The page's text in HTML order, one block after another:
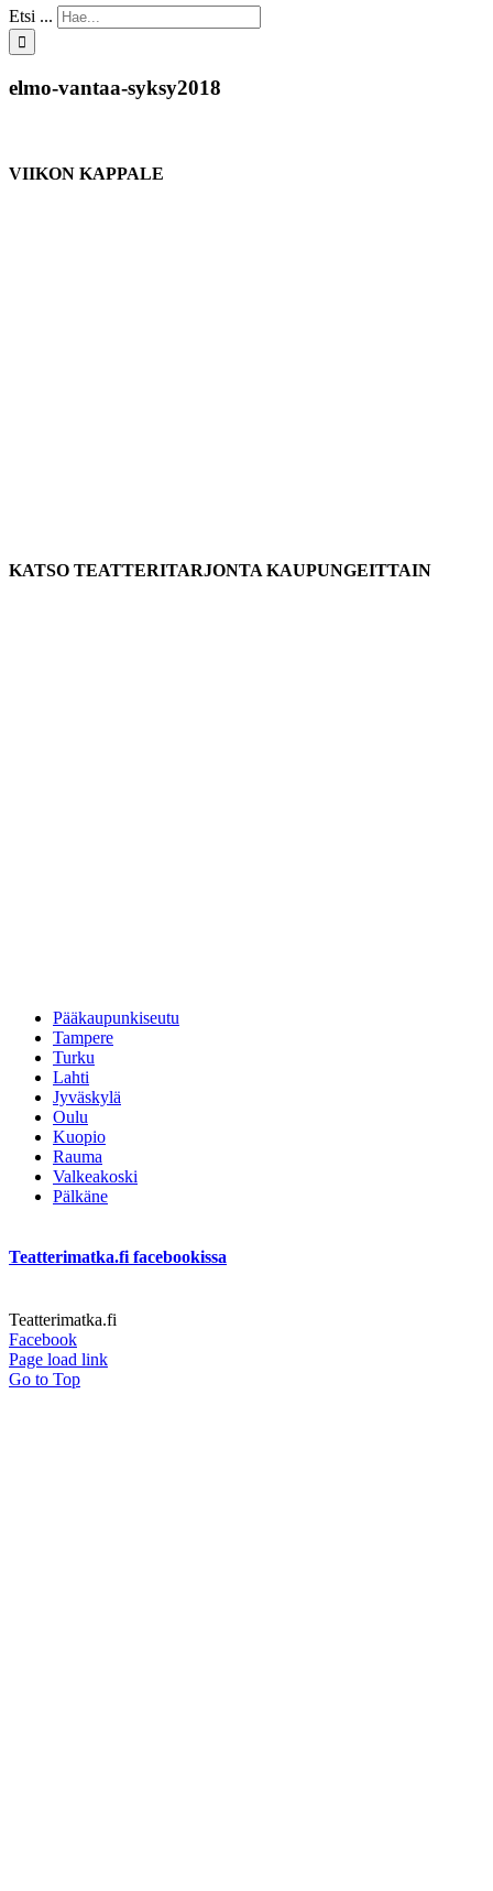
Etsi ...
elmo-vantaa-syksy2018
VIIKON KAPPALE
KATSO TEATTERITARJONTA KAUPUNGEITTAIN
Pääkaupunkiseutu
Tampere
Turku
Lahti
Jyväskylä
Oulu
Kuopio
Rauma
Valkeakoski
Pälkäne
Teatterimatka.fi facebookissa
Teatterimatka.fi
Facebook
Page load link
Go to Top